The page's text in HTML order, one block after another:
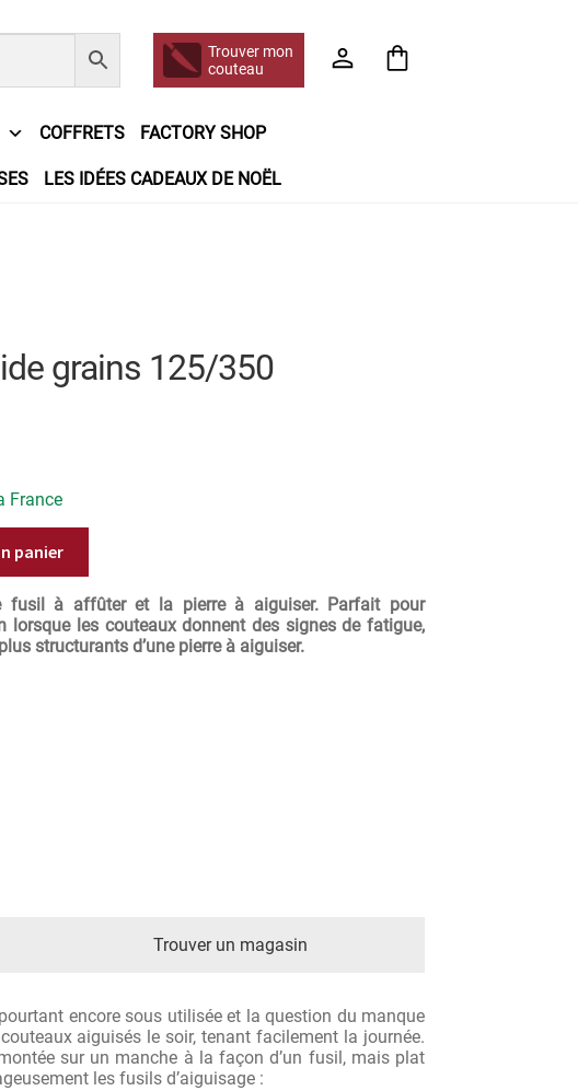
Trouver mon
couteau
COFFRETS FACTORY SHOP
LES IDÉES CADEAUX DE NOËL
you for booking
grains 125/350
France
panier
fusil à affûter et la pierre à aiguiser. Parfait pour
lorsque les couteaux donnent des signes de fatigue,
structurants d’une pierre à aiguiser.
Trouver un magasin
encore sous utilisée et la question du manque
aiguisés le soir, tenant facilement la journée.
sur un manche à la façon d’un fusil, mais plat
les fusils d’aiguisage :